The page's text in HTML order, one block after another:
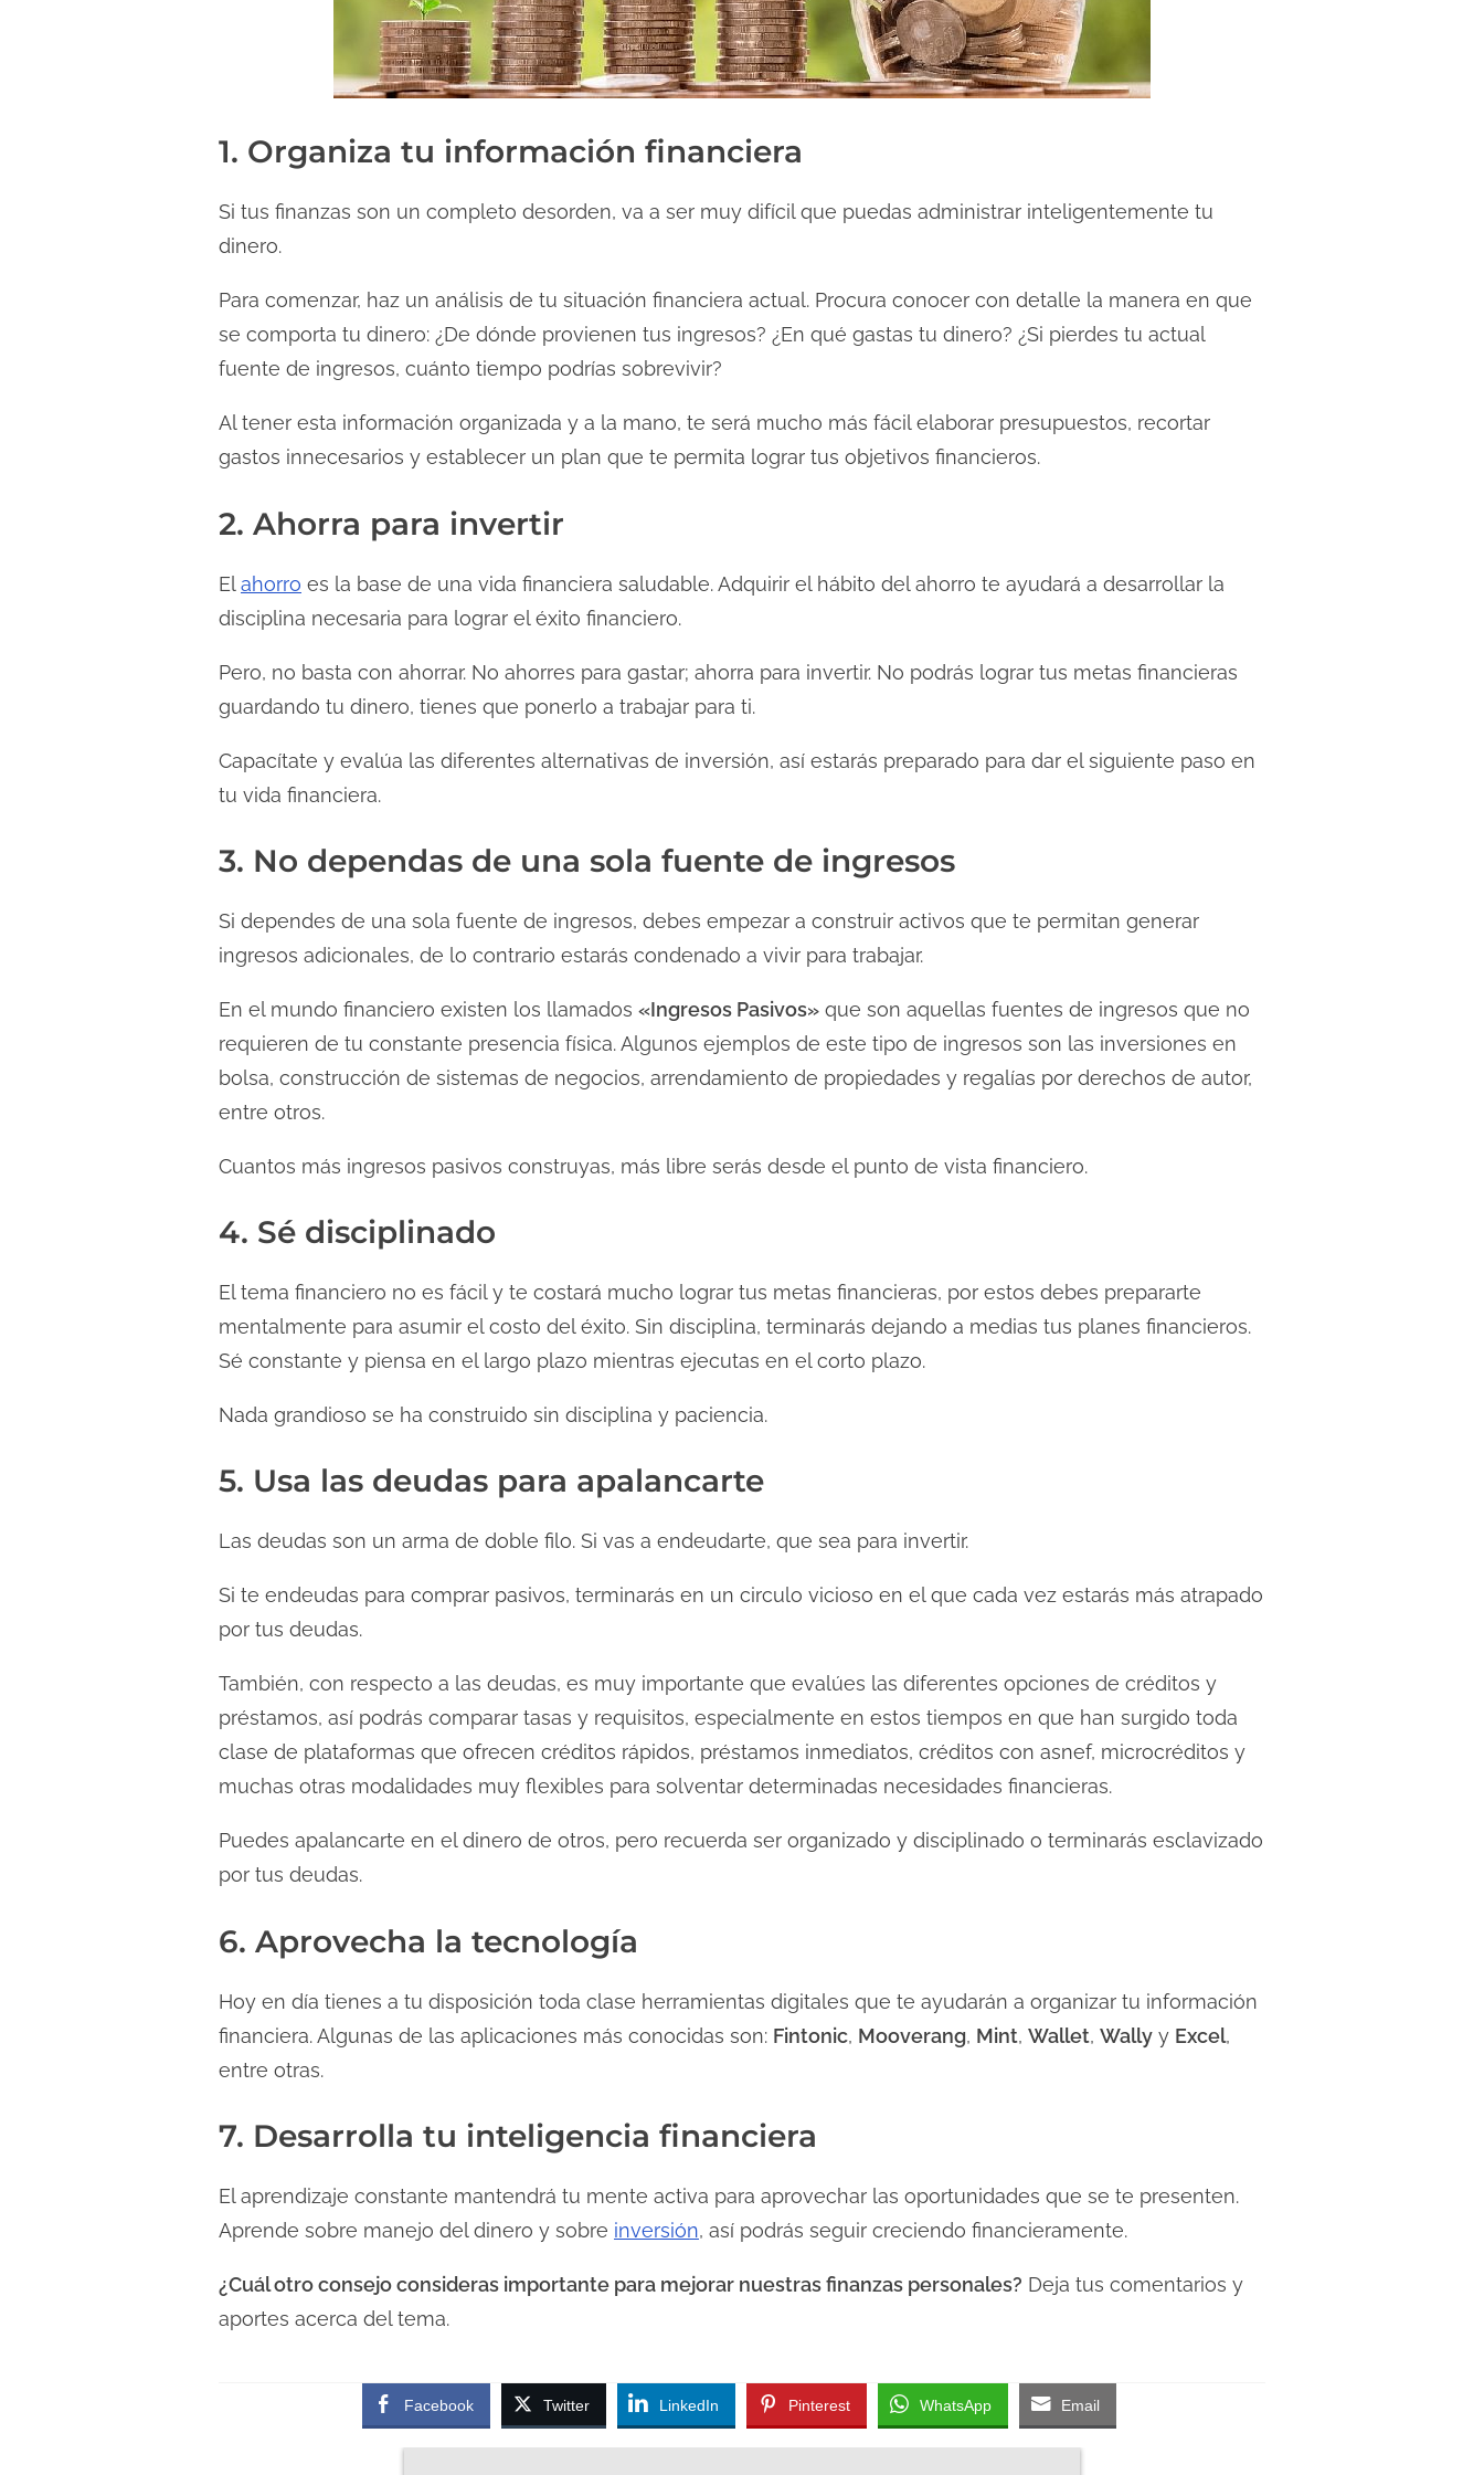
1. Organiza tu información financiera
Si tus finanzas son un completo desorden, va a ser muy difícil que puedas administrar inteligentemente tu
dinero.
Para comenzar, haz un análisis de tu situación financiera actual. Procura conocer con detalle la manera en que
se comporta tu dinero: ¿De dónde provienen tus ingresos? ¿En qué gastas tu dinero? ¿Si pierdes tu actual
fuente de ingresos, cuánto tiempo podrías sobrevivir?
Al tener esta información organizada y a la mano, te será mucho más fácil elaborar presupuestos, recortar
gastos innecesarios y establecer un plan que te permita lograr tus objetivos financieros.
2. Ahorra para invertir
Elahorro es la base de una vida financiera saludable. Adquirir el hábito del ahorro te ayudará a desarrollar la
disciplina necesaria para lograr el éxito financiero.
Pero, no basta con ahorrar. No ahorres para gastar; ahorra para invertir. No podrás lograr tus metas financieras
guardando tu dinero, tienes que ponerlo a trabajar para ti.
Capacítate y evalúa las diferentes alternativas de inversión, así estarás preparado para dar el siguiente paso en
tu vida financiera.
3. No dependas de una sola fuente de ingresos
Si dependes de una sola fuente de ingresos, debes empezar a construir activos que te permitan generar
ingresos adicionales, de lo contrario estarás condenado a vivir para trabajar.
En el mundo financiero existen los llamados «Ingresos Pasivos» que son aquellas fuentes de ingresos que no
requieren de tu constante presencia física. Algunos ejemplos de este tipo de ingresos son las inversiones en
bolsa, construcción de sistemas de negocios, arrendamiento de propiedades y regalías por derechos de autor,
entre otros.
Cuantos más ingresos pasivos construyas, más libre serás desde el punto de vista financiero.
4. Sé disciplinado
El tema financiero no es fácil y te costará mucho lograr tus metas financieras, por estos debes prepararte
mentalmente para asumir el costo del éxito. Sin disciplina, terminarás dejando a medias tus planes financieros.
Sé constante y piensa en el largo plazo mientras ejecutas en el corto plazo.
Nada grandioso se ha construido sin disciplina y paciencia.
5. Usa las deudas para apalancarte
Las deudas son un arma de doble filo. Si vas a endeudarte, que sea para invertir.
Si te endeudas para comprar pasivos, terminarás en un circulo vicioso en el que cada vez estarás más atrapado
por tus deudas.
También, con respecto a las deudas, es muy importante que evalúes las diferentes opciones de créditos y
préstamos, así podrás comparar tasas y requisitos, especialmente en estos tiempos en que han surgido toda
clase de plataformas que ofrecen créditos rápidos, préstamos inmediatos, créditos con asnef, microcréditos y
muchas otras modalidades muy flexibles para solventar determinadas necesidades financieras.
Puedes apalancarte en el dinero de otros, pero recuerda ser organizado y disciplinado o terminarás esclavizado
por tus deudas.
6. Aprovecha la tecnología
Hoy en día tienes a tu disposición toda clase herramientas digitales que te ayudarán a organizar tu información
financiera. Algunas de las aplicaciones más conocidas son: Fintonic, Mooverang, Mint, Wallet, Wally y Excel,
entre otras.
7. Desarrolla tu inteligencia financiera
El aprendizaje constante mantendrá tu mente activa para aprovechar las oportunidades que se te presenten.
Aprende sobre manejo del dinero y sobre inversión, así podrás seguir creciendo financieramente.
¿Cuál otro consejo consideras importante para mejorar nuestras finanzas personales? Deja tus comentarios y
aportes acerca del tema.
Facebook Twitter LinkedIn Pinterest WhatsApp Email